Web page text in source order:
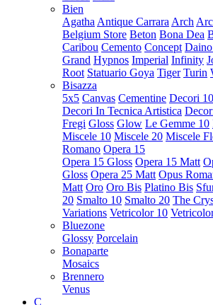
Bien
Agatha Antique Carrara Arch
Belgium Store Beton Bona Dea
Caribou Cemento Concept
Grand Hypnos Imperial Infinity
Root Statuario Goya Tiger Turin
Bisazza
5x5 Canvas Cementine Decori 10
Decori In Tecnica Artistica
Fregi Gloss Glow Le Gemme 10
Miscele 10 Miscele 20 Miscele
Romano Opera 15
Opera 15 Gloss Opera 15 Matt
Gloss Opera 25 Matt Opus
Matt Oro Oro Bis Platino Bis
20 Smalto 10 Smalto 20 The
Variations Vetricolor 10
Bluezone
Glossy Porcelain
Bonaparte
Mosaics
Brennero
Venus
C